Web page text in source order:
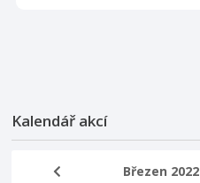
Kalendář akcí
Březen 2022